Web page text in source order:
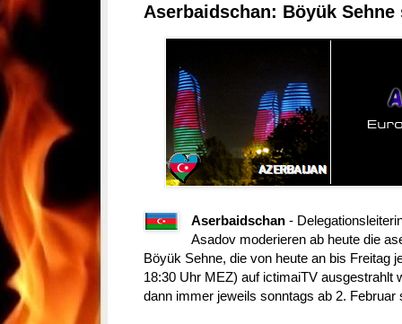
Aserbaidschan: Böyük
Aserbaidschan -
Asadov moderieren ab heute die
Böyük Sehne, die von heute an bis Freitag
18:30 Uhr MEZ) auf ictimaiTV ausgestrahlt
dann immer jeweils sonntags ab 2. Februar